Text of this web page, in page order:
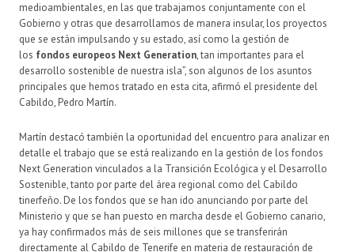
medioambientales, en las que trabajamos conjuntamente con el
Gobierno y otras que desarrollamos de manera insular, los proyectos
que se están impulsando y su estado, así como la gestión de
los fondos europeos Next Generation, tan importantes para el
desarrollo sostenible de nuestra isla”, son algunos de los asuntos
principales que hemos tratado en esta cita, afirmó el presidente del
Cabildo, Pedro Martín.
Martín destacó también la oportunidad del encuentro para analizar en
detalle el trabajo que se está realizando en la gestión de los fondos
Next Generation vinculados a la Transición Ecológica y el Desarrollo
Sostenible, tanto por parte del área regional como del Cabildo
tinerfeño. De los fondos que se han ido anunciando por parte del
Ministerio y que se han puesto en marcha desde el Gobierno canario,
ya hay confirmados más de seis millones que se transferirán
directamente al Cabildo de Tenerife en materia de restauración de